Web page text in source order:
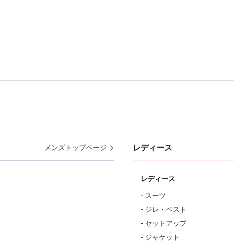
メンズトップページ レディース
レディース
- スーツ
- ジレ・ベスト
- セットアップ
- ジャケット